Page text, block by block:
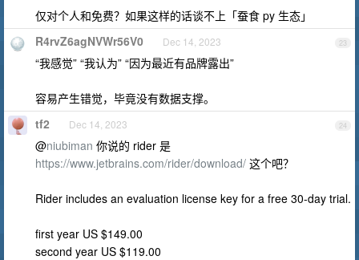
仅对个人和免费？如果这样的话谈不上「蚕食 py 生态」
23
R4rvZ6agNVWr56V0 Dec 14, 2023
“我感觉” “我认为” “因为最近有品牌露出”
容易产生错觉，毕竟没有数据支撑。
24
tf2 Dec 14, 2023
@niubiman 你说的 rider 是
https://www.jetbrains.com/rider/download/ 这个吧？
Rider includes an evaluation license key for a free 30-day trial.
first year US $149.00
second year US $119.00